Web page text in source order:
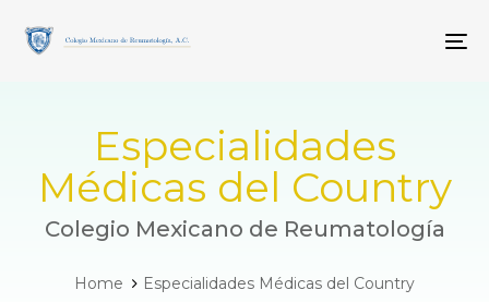
links
primary
Especialidades
Médicas del Country
Colegio Mexicano de Reumatología
Home Especialidades Médicas del Country